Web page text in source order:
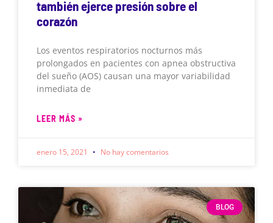
también ejerce presión sobre el
corazón
Los eventos respiratorios nocturnos más
prolongados en pacientes con apnea obstructiva
del sueño (AOS) causan una mayor variabilidad
inmediata de
LEER MÁS »
enero 15, 2021 No hay comentarios
BLOG